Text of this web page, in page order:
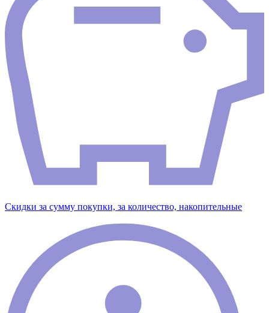
Скидки за сумму покупки, за количество, накопительные